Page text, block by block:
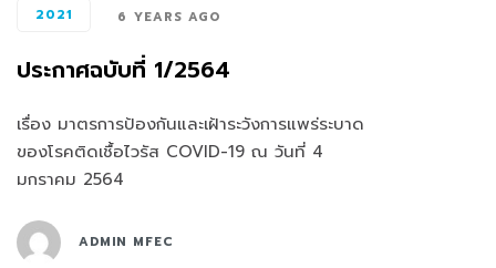
2021 6 YEARS AGO
ประกาศฉบับที่ 1/2564
เรื่อง มาตรการป้องกันและเฝ้าระวังการแพร่ระบาด
ของโรคติดเชื้อไวรัส COVID-19 ณ วันที่ 4
มกราคม 2564
ADMIN MFEC